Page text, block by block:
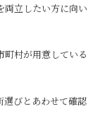
両立したい方に向い
町村が用意している
選びとあわせて確認